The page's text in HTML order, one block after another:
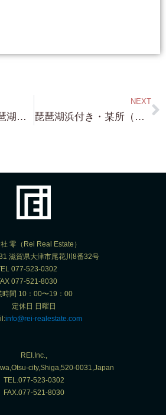
琵琶湖浜付き・琵琶湖浜前・琵琶湖一望できる高台・買って こんな素敵な家を建てよう！・・欧風モダンログハウス！ これ いいですね！ 是非とも！やってみましょう
NEXT
琵琶湖浜付き・某所（笑）・約360坪・バッチリの浜付きです！・全く表には出ていない物件です。金額は ◯◯万円！ しかも 市街化区域で国道161号線に面しています！
零（Rei Real Estate）
滋賀県大津市尾花川8番32号
077-523-0302
077-521-8030
時間 10：00〜19：00
定休日 日曜日
info@rei-realestate.com
REI.Inc.,
city,Shiga,520-0031,Japan
TEL.077-523-0302
FAX.077-521-8030